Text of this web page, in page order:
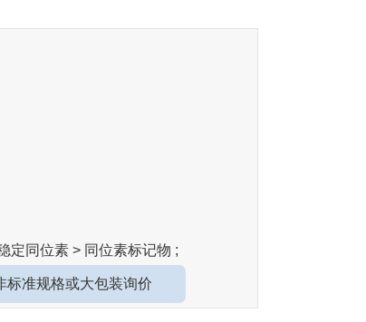
定同位素 > 同位素标记物 ;
标准规格或大包装询价